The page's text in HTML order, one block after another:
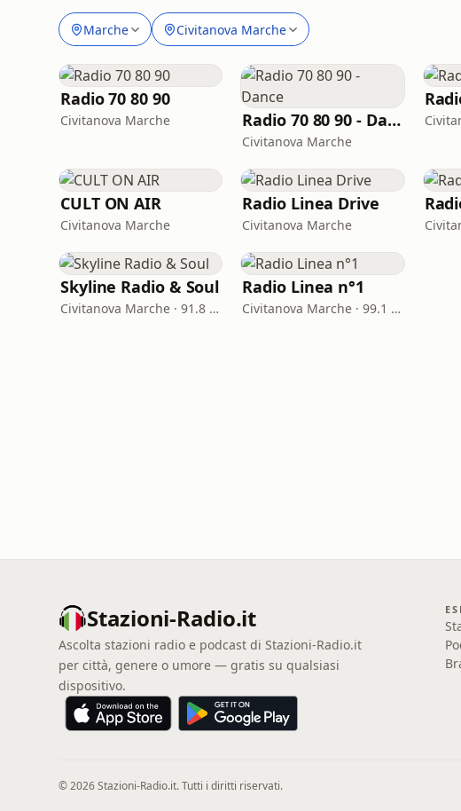
Marche Civitanova Marche
Radio 70 80 90
Civitanova Marche Radio 70 80 90 - Dance
Civitanova Marche
CULT ON AIR
Civitanova Marche
Radio Linea Drive
Civitanova Marche
Skyline Radio & Soul
Civitanova Marche · 91.8 FM
Radio Linea n°1
Civitanova Marche · 99.1 - 104.0 FM
Stazioni-Radio.it
Ascolta stazioni radio e podcast di Stazioni-Radio.it
per città, genere o umore — gratis su qualsiasi
dispositivo.
© 2026 Stazioni-Radio.it. Tutti i diritti riservati.